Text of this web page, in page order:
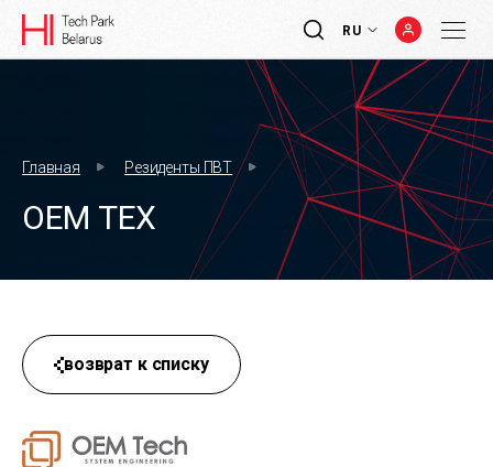
RU
Главная Резиденты ПВТ
ОЕМ ТЕХ
возврат к списку